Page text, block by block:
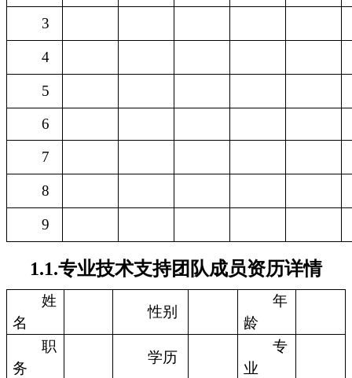
3
4
5
6
7
8
9
1.1.专业技术支持团队成员资历详情
姓
名
性别
年
龄
职
务
学历
专
业